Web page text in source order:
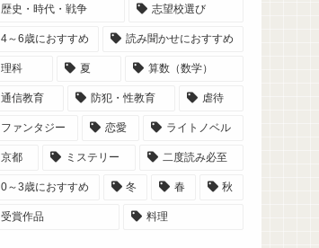
歴史・時代・戦争 志望校選び
4～6歳におすすめ 読み聞かせにおすすめ
理科 夏 算数（数学）
通信教育 防犯・性教育 虐待
ファンタジー 恋愛 ライトノベル
京都 ミステリー 二度読み必至
0～3歳におすすめ 冬 春 秋
受賞作品 料理